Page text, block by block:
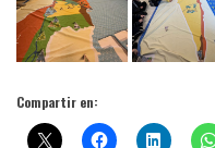
Compartir en: